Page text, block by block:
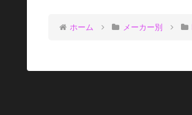
ホーム メーカー別